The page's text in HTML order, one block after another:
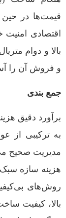
قیمت‌ها در
اقتصادی
بالا و دوام
و فروش آن را
جمع بندی
برآورد دقیق
به ترکیبی از
مدیریت صحیح
روش‌های
بالا، کیفیت